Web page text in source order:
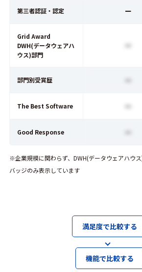
第三者認証・認定 ー
Grid Award
DWH(データウェアハ
ウス)部門
ー
部門別受賞歴 ー
The Best Software ー
Good Response ー
※企業規模に関わらず、DWH(データウェアハウ
バッジのみ表示しています
満足度で比較する
機能で比較する